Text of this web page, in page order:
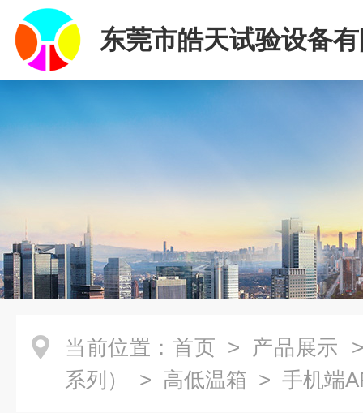
东莞市皓天试验设备
当前位置： 首页 > 产品展示
系列）
> 高低温箱 > 手机端